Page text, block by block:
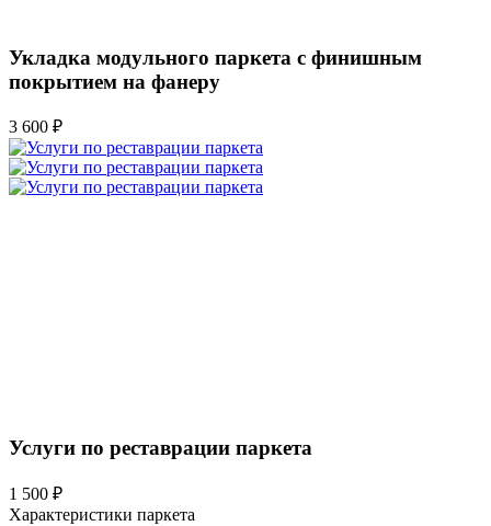
Укладка модульного паркета с финишным
покрытием на фанеру
3 600 ₽
Услуги по реставрации паркета
1 500 ₽
Характеристики паркета